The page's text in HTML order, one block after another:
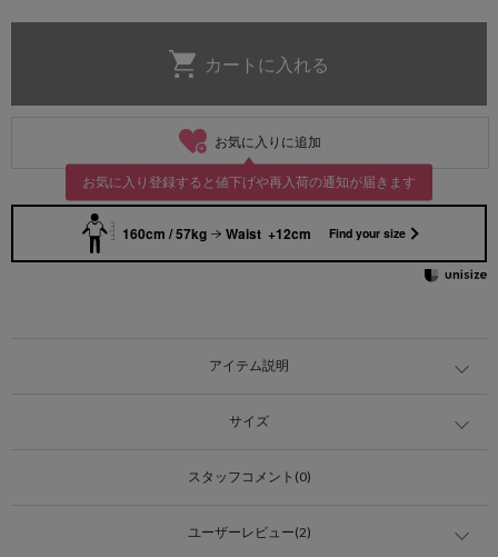
お気に入りに追加
お気に入り登録すると値下げや再入荷の通知が届きます
160cm / 57kg Waist +12cm Find your size
アイテム説明
サイズ
スタッフコメント(0)
ユーザーレビュー(2)